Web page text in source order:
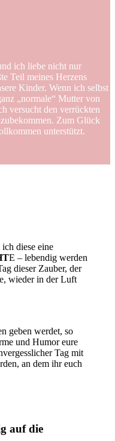
ich liebe nicht nur
Teil meines Herzens
Kinder. Wenn ich selbst
„normale“ Mutter von
versucht den verrückten
Zum Glück
unterstützt.
diese eine
E – lebendig werden
dieser Zauber, der
wieder in der Luft
geben werdet, so
und Humor eure
Tag mit
an dem ihr euch
auf die